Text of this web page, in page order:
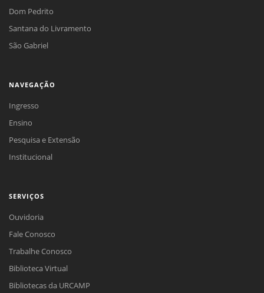
Dom Pedrito
Santana do Livramento
São Gabriel
NAVEGAÇÃO
Ingresso
Ensino
Pesquisa e Extensão
Institucional
SERVIÇOS
Ouvidoria
Fale Conosco
Trabalhe Conosco
Biblioteca Virtual
Bibliotecas da URCAMP